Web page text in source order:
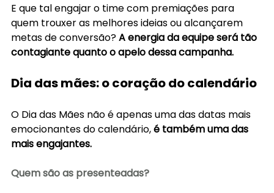
E que tal engajar o time com premiações para
quem trouxer as melhores ideias ou alcançarem
metas de conversão? A energia da equipe será tão
contagiante quanto o apelo dessa campanha.
Dia das mães: o coração do calendário
O Dia das Mães não é apenas uma das datas mais
emocionantes do calendário, é também uma das
mais engajantes.
Quem são as presenteadas?